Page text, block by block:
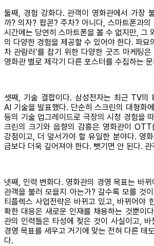
둘째, 경험 강화다. 관객이 영화관에서 가장
까? 의자? 팝콘? 주차? 아니다, 스마트폰과
시간에는 당연히 스마트폰을 볼 수 없지만, 그
의 다양한 경험을 제공할 수 있어야 한다. 파묘의
차 관람러’를 잡기 위한 다양한 굿즈 마케팅
영화관 별로 제각기 다른 포스터를 수집하는
셋째, 기술 결합이다. 삼성전자는 최근 TV의
AI 기술을 발표했다. 단순히 스크린의 대형화
등의 기술 업그레이드로 극장의 시청 경험을
크린의 크기와 음향의 감흥은 영화관이
강점이고, 더 앞서가야 할 유일한 분야다. 영
금보다 더욱 깊어져야 한다. 뺏기면 안 된다.
넷째, 인력 변화다. 영화관의 경영 목표는 바
관객을 불러 모을지 아는가? 갈수록 모를 것
티플렉스 사업전략은 바뀌고 있고, 바뀌어야
확한 대응은 새로운 인재를 채용하는 것뿐이
관의 인력들은 타성에 젖은 것이 사실이고,
경영 목표를 세우고 거기에 맞는 전혀 다른 태
다.